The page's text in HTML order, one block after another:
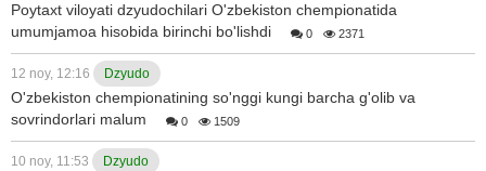
Poytaxt viloyati dzyudochilari O'zbekiston chempionatida
umumjamoa hisobida birinchi bo'lishdi
0 2371
12 noy, 12:16 Dzyudo
O'zbekiston chempionatining so'nggi kungi barcha g'olib va
sovrindorlari malum
0 1509
10 noy, 11:53 Dzyudo